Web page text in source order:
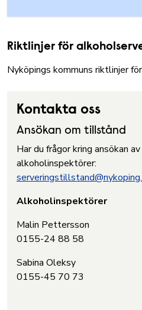
Riktlinjer för
Nyköpings kommuns riktlinjer
Kontakta oss
Ansökan om tillstånd
Har du frågor kring ansökan
alkoholinspektörer:
Alkoholinspektörer
Malin Pettersson
0155-24 88 58
Sabina Oleksy
0155-45 70 73